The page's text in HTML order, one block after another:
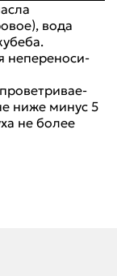
вода
непереноси-
ниже минус 5
не более